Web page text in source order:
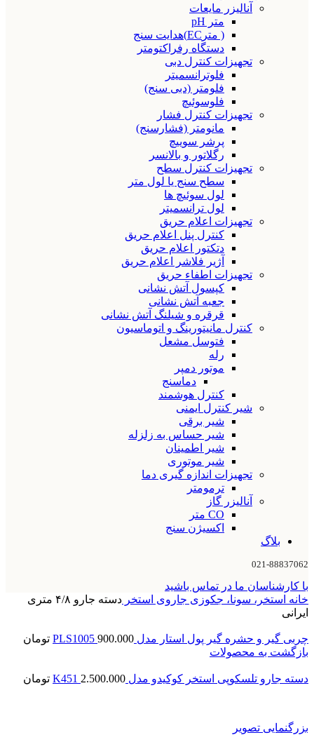
آنالیزر مایعات
متر pH
( مترEC)هدایت سنج
دستگاه رفراکتومتر
تجهیزات کنترل دبی
فلوترانسمیتر
فلومتر (دبی سنج)
فلوسوئیچ
تجهیزات کنترل فشار
مانومتر (فشارسنج)
پرشر سوییچ
رگلاتور و بالانسر
تجهیزات کنترل سطح
سطح سنج یا لول متر
لول سوئیچ ها
لول ترانسمیتر
تجهیزات اعلام حریق
کنترل پنل اعلام حریق
دتکتور اعلام حریق
آژیر فلاشر اعلام حریق
تجهیزات اطفاء حریق
کپسول آتش نشانی
جعبه آتش نشانی
قرقره و شیلنگ آتش نشانی
کنترل مانیتورینگ و اتوماسیون
فتوسل مشعل
رله
موتور دمپر
دماسنج
کنترل هوشمند
شیر کنترل ایمنی
شیر برقی
شیر حساس به زلزله
شیر اطمینان
شیر موتوری
تجهیزات اندازه گیری دما
ترمومتر
آنالیزر گاز
CO متر
اکسیژن سنج
بلاگ
021-88837062
با کارشناسان ما در تماس باشید
خانه استخر، سونا، جکوزی جاروی استخر
دسته جارو ۴/۸ متری
ایرانی
چربی گیر و حشره گیر پول استار مدل PLS1005 900.000
تومان
بازگشت به محصولات
دسته جارو تلسکوپی استخر کوکیدو مدل K451 2.500.000 تومان
بزرگنمایی تصویر